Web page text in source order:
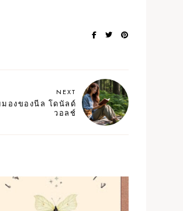
NEXT
องของนีล โดนัลด์
วอลช์